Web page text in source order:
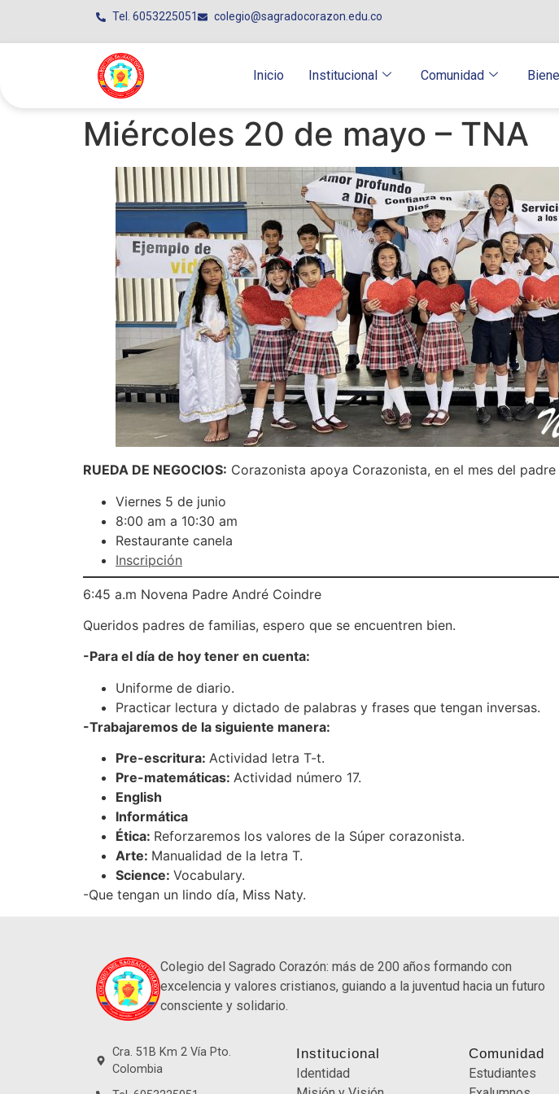
Tel. 6053225051 colegio@sagradocorazon.edu.co
Inicio Institucional Comunidad
Miércoles 20 de mayo – TNA
RUEDA DE NEGOCIOS: Corazonista apoya Corazonista, en el mes del padre
Viernes 5 de junio
8:00 am a 10:30 am
Restaurante canela
Inscripción
6:45 a.m Novena Padre André Coindre
Queridos padres de familias, espero que se encuentren bien.
-Para el día de hoy tener en cuenta:
Uniforme de diario.
Practicar lectura y dictado de palabras y frases que tengan inversas.
-Trabajaremos de la siguiente manera:
Pre-escritura: Actividad letra T-t.
Pre-matemáticas: Actividad número 17.
English
Informática
Ética: Reforzaremos los valores de la Súper corazonista.
Arte: Manualidad de la letra T.
Science: Vocabulary.
-Que tengan un lindo día, Miss Naty.
Colegio del Sagrado Corazón: más de 200 años formando con
excelencia y valores cristianos, guiando a la juventud hacia un futuro
consciente y solidario.
Cra. 51B Km 2 Vía Pto.
Colombia
Institucional
Identidad
Comunidad
Estudiantes